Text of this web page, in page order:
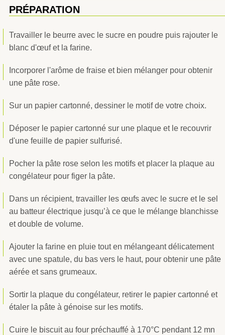
PRÉPARATION
Travailler le beurre avec le sucre en poudre puis rajouter le
blanc d'œuf et la farine.
Incorporer l'arôme de fraise et bien mélanger pour obtenir
une pâte rose.
Sur un papier cartonné, dessiner le motif de votre choix.
Déposer le papier cartonné sur une plaque et le recouvrir
d'une feuille de papier sulfurisé.
Pocher la pâte rose selon les motifs et placer la plaque au
congélateur pour figer la pâte.
Dans un récipient, travailler les œufs avec le sucre et le sel
au batteur électrique jusqu’à ce que le mélange blanchisse
et double de volume.
Ajouter la farine en pluie tout en mélangeant délicatement
avec une spatule, du bas vers le haut, pour obtenir une pâte
aérée et sans grumeaux.
Sortir la plaque du congélateur, retirer le papier cartonné et
étaler la pâte à génoise sur les motifs.
Cuire le biscuit au four préchauffé à 170°C pendant 12 mn